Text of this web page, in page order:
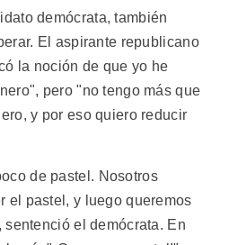
demócrata, también
El aspirante republicano
la noción de que yo he
pero "no tengo más que
y por eso quiero reducir
de pastel. Nosotros
el pastel, y luego queremos
el demócrata. En